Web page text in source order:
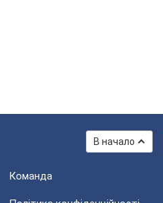
В начало
Команда